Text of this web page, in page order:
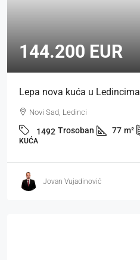
144.200 EUR
Lepa nova kuća u Ledincima
Novi Sad, Ledinci
1492 Trosoban 77 m²
KUĆA
Jovan Vujadinović